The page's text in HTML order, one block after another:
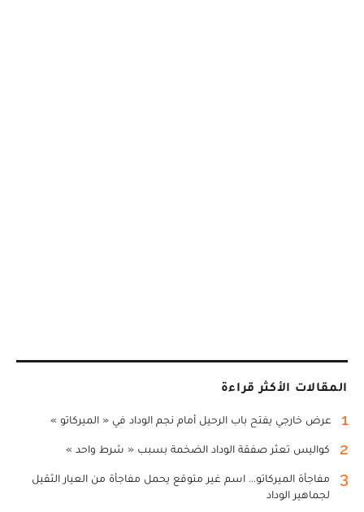
المقالات الأكثر قراءة
1 عرض خارجي يفتح باب الرحيل أمام نجم الوداد في « الميركاتو »
2 كواليس تعثر صفقة الوداد الضخمة بسبب « شرط واحد »
3
مفاجأة الميركاتو... اسم غير متوقع يحمل مفاجأة من العيار الثقيل
لجماهير الوداد